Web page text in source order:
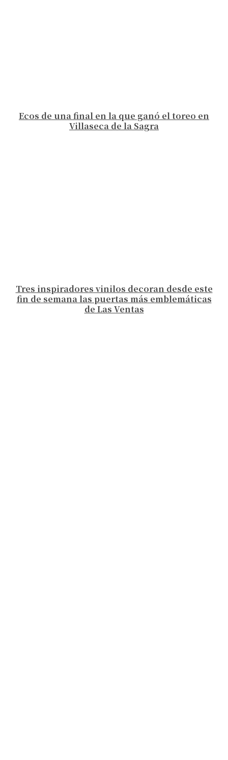
Ecos de una final en la que ganó el toreo en
Villaseca de la Sagra
Tres inspiradores vinilos decoran desde este
fin de semana las puertas más emblemáticas
de Las Ventas